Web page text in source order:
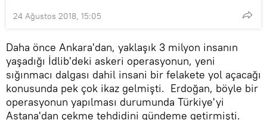
24 Ağustos 2018, 15:05
Daha önce Ankara'dan, yaklaşık 3 milyon insanın
yaşadığı İdlib'deki askeri operasyonun, yeni
sığınmacı dalgası dahil insani bir felakete yol açacağı
konusunda pek çok ikaz gelmişti. Erdoğan, böyle bir
operasyonun yapılması durumunda Türkiye'yi
Astana'dan çekme tehdidini gündeme getirmişti.